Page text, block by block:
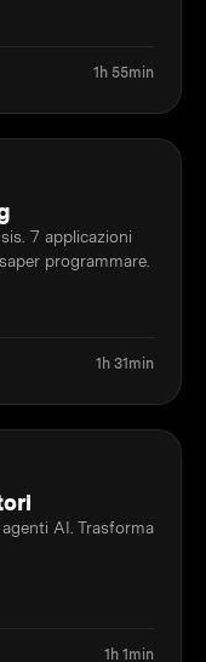
1h 55min
7 applicazioni
programmare.
1h 31min
AI. Trasforma
1h 1min